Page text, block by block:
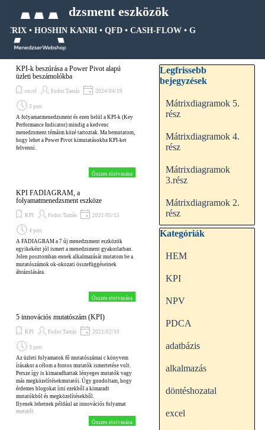
Menedzsment eszközök
• HOSHIN KANRI • QFD • CASH-FLOW • GANTT DIAGRAM •
Ugrás a menüre
KPI-k beszúrása a Power Pivot alapú
üzleti beszámolókba
excel Fodor Tamás 2024/04/19
3 perc
A folyamatmenedzsment és ezen belül a KPI-k (Key
Performance Indicator) mindig a kedvenc
menedzsment témáim közé tartoztak. Ma bemutatom,
hogy lehet a Power Pivot kimutatásokba KPI-ket
felvenni.
Összes elolvasása
KPI FADIAGRAM, a
folyamatmenedzsment eszköze
KPI Fodor Tamás 2021/05/15
4 perc
A FADIAGRAM a 7 új menedzsment eszközök
egyikeként jól ismert a menedzsment gyakorlatban.
Jelen posztomban ennek alkalmazását mutatom be a
mutatószámok ok-okozati összefüggéseinek
ábrázolására.
Összes elolvasása
5 innovációs mutatószám (KPI)
KPI Fodor Tamás 2021/02/10
3 perc
Az üzleti folyamatok fő mutatószámai c könyvem
írásakor a célom a fontos mutatók ismertetése volt.
Persze így is kimaradhattak lényeges mutatók vagy
más megközelítésekmutatói. Úgy gondoltam, hogy
érdemes blogokat írni ezekből a kimaradt
mutatókból és megközelítésekből.
Ilyenek lehetnek például az innovációs folyamat
mutatói.
Összes elolvasása
Kihagy blokk Legfrissebb
Legfrissebb
bejegyzések
Mátrixdiagramok 5.
rész
Mátrixdiagramok 4.
rész
Mátrixdiagramok
3.rész
Mátrixdiagramok 2.
rész
Kihagy blokk Kategóriák
Kategóriák
HEM
KPI
NPV
PDCA
adatbázis
alkalmazás
döntéshozatal
excel